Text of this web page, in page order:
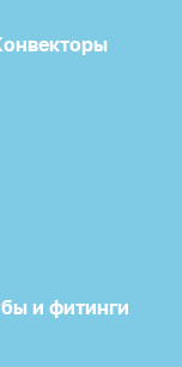
и фитинги